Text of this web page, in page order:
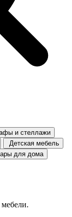
и стеллажи
Детская мебель
для дома